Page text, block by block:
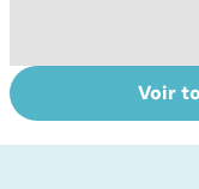
La tuberculose
pulmonaire
Voir